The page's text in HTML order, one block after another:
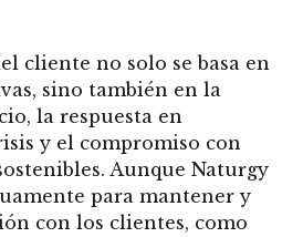
cliente no solo se basa en
sino también en la
la respuesta en
y el compromiso con
Aunque Naturgy
para mantener y
con los clientes, como